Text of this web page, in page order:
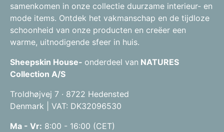
samenkomen in onze collectie duurzame interieur- en
mode items. Ontdek het vakmanschap en de tijdloze
schoonheid van onze producten en creëer een
warme, uitnodigende sfeer in huis.
Sheepskin House- onderdeel van NATURES
Collection A/S
Troldhøjvej 7 · 8722 Hedensted
Denmark | VAT: DK32096530
Ma - Vr: 8:00 - 16:00 (CET)